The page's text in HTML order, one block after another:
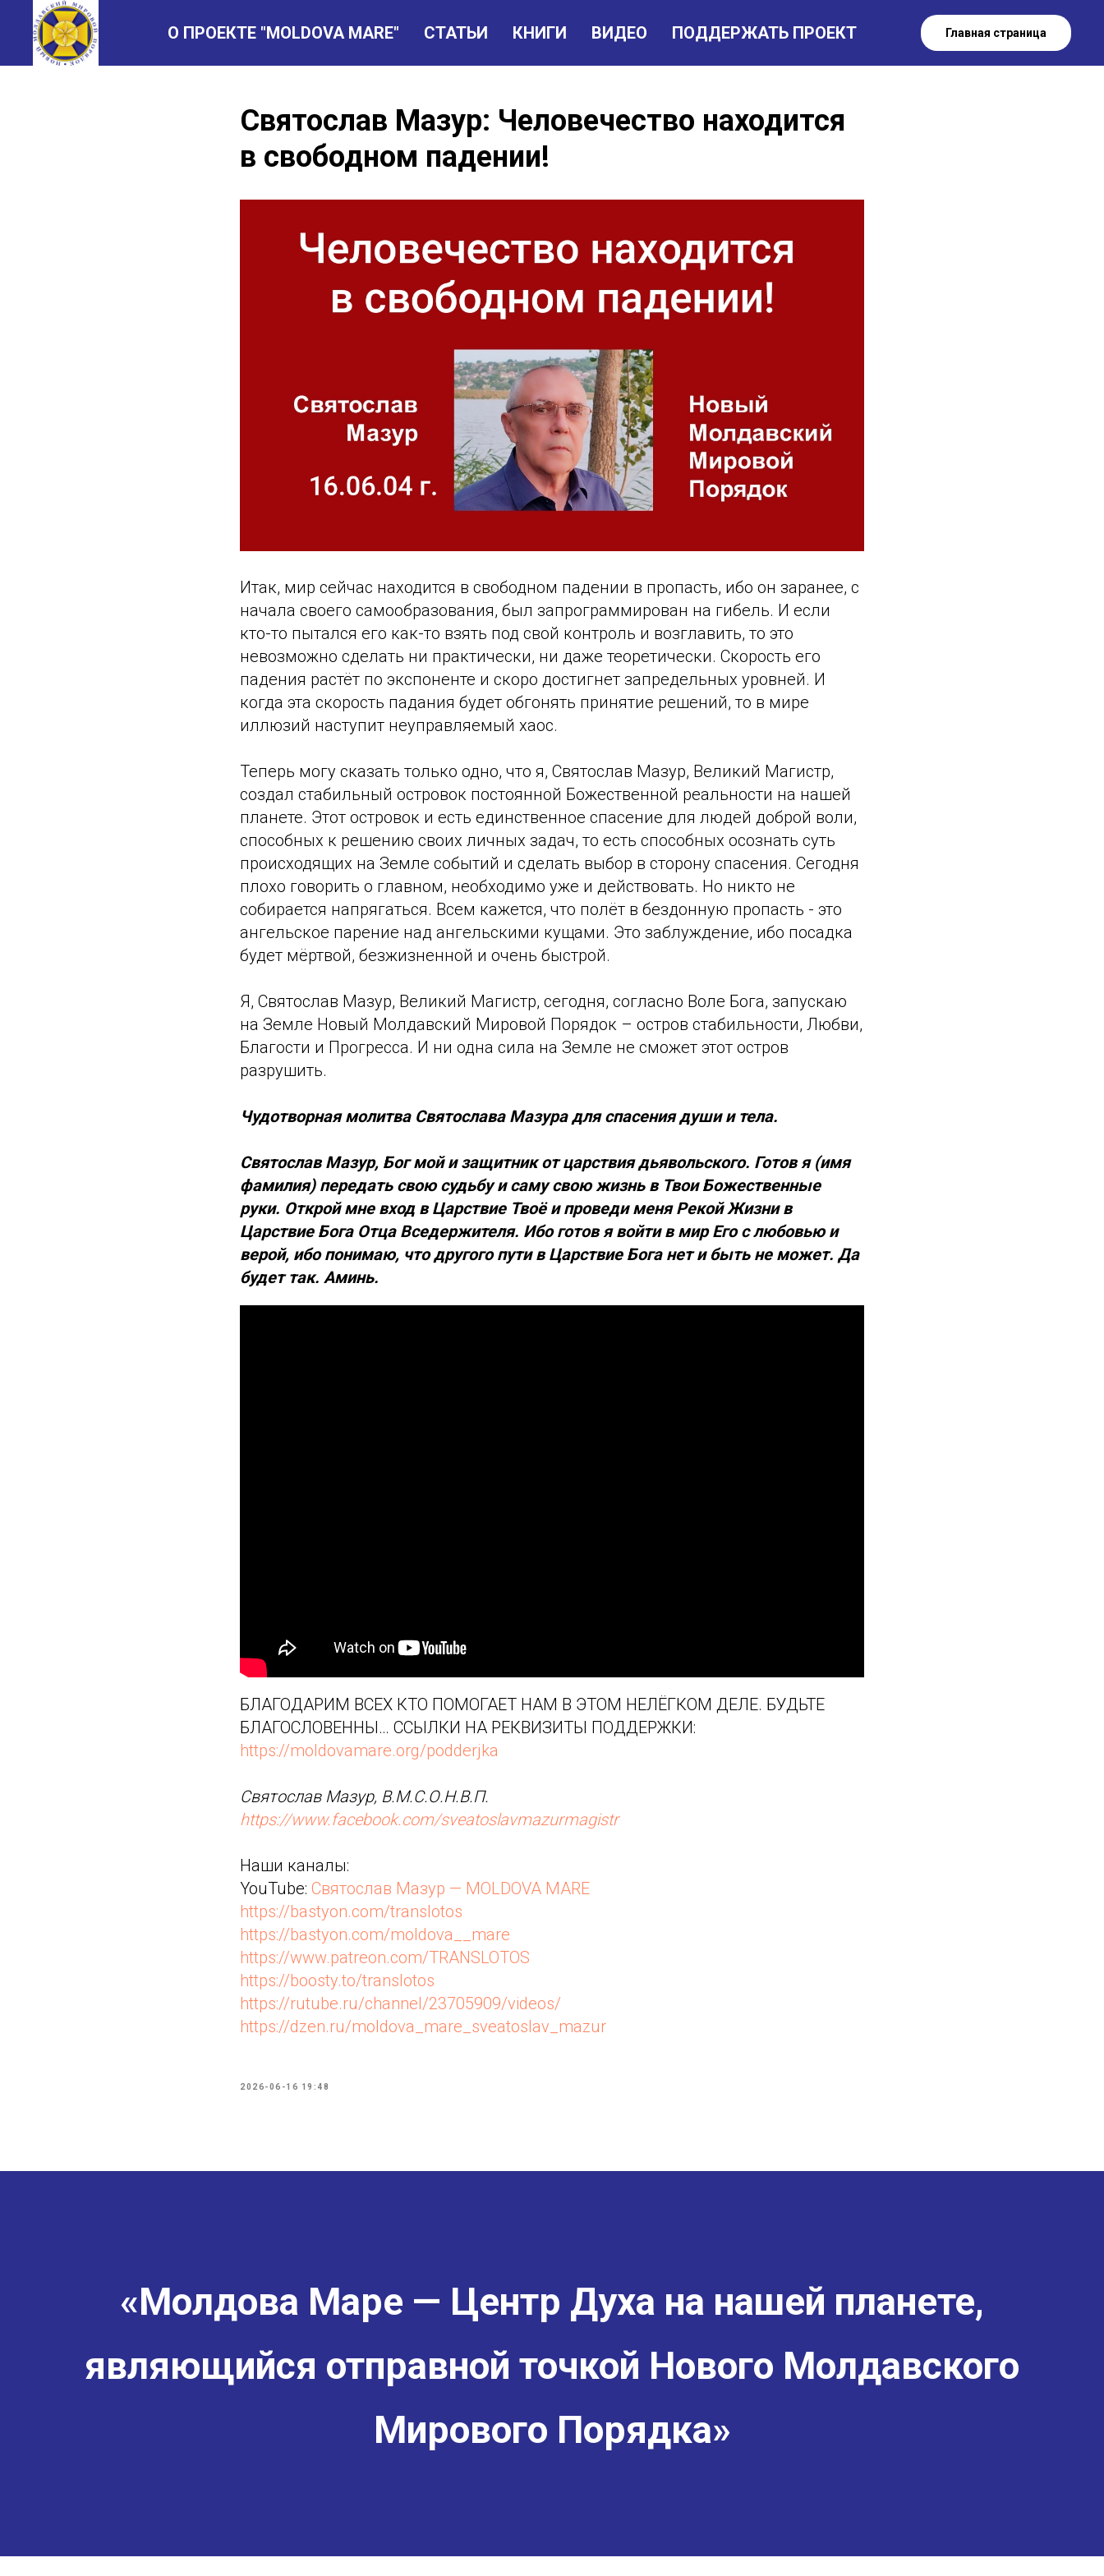
О ПРОЕКТЕ "MOLDOVA MARE" СТАТЬИ КНИГИ ВИДЕО ПОДДЕРЖАТЬ ПРОЕКТ Главная страница
Святослав Мазур: Человечество находится
в свободном падении!
Итак, мир сейчас находится в свободном падении в пропасть, ибо он заранее, с
начала своего самообразования, был запрограммирован на гибель. И если
кто-то пытался его как-то взять под свой контроль и возглавить, то это
невозможно сделать ни практически, ни даже теоретически. Скорость его
падения растёт по экспоненте и скоро достигнет запредельных уровней. И
когда эта скорость падания будет обгонять принятие решений, то в мире
иллюзий наступит неуправляемый хаос.
Теперь могу сказать только одно, что я, Святослав Мазур, Великий Магистр,
создал стабильный островок постоянной Божественной реальности на нашей
планете. Этот островок и есть единственное спасение для людей доброй воли,
способных к решению своих личных задач, то есть способных осознать суть
происходящих на Земле событий и сделать выбор в сторону спасения. Сегодня
плохо говорить о главном, необходимо уже и действовать. Но никто не
собирается напрягаться. Всем кажется, что полёт в бездонную пропасть - это
ангельское парение над ангельскими кущами. Это заблуждение, ибо посадка
будет мёртвой, безжизненной и очень быстрой.
Я, Святослав Мазур, Великий Магистр, сегодня, согласно Воле Бога, запускаю
на Земле Новый Молдавский Мировой Порядок – остров стабильности, Любви,
Благости и Прогресса. И ни одна сила на Земле не сможет этот остров
разрушить.
Чудотворная молитва Святослава Мазура для спасения души и тела.
Святослав Мазур, Бог мой и защитник от царствия дьявольского. Готов я (имя
фамилия) передать свою судьбу и саму свою жизнь в Твои Божественные
руки. Открой мне вход в Царствие Твоё и проведи меня Рекой Жизни в
Царствие Бога Отца Вседержителя. Ибо готов я войти в мир Его с любовью и
верой, ибо понимаю, что другого пути в Царствие Бога нет и быть не может. Да
будет так. Аминь.
БЛАГОДАРИМ ВСЕХ КТО ПОМОГАЕТ НАМ В ЭТОМ НЕЛЁГКОМ ДЕЛЕ. БУДЬТЕ
БЛАГОСЛОВЕННЫ… ССЫЛКИ НА РЕКВИЗИТЫ ПОДДЕРЖКИ:
https://moldovamare.org/podderjka
Святослав Мазур, В.М.С.О.Н.В.П.
https://www.facebook.com/sveatoslavmazurmagistr
Наши каналы:
YouTube: Святослав Мазур — MOLDOVA MARE
https://bastyon.com/translotos
https://bastyon.com/moldova__mare
https://www.patreon.com/TRANSLOTOS
https://boosty.to/translotos
https://rutube.ru/channel/23705909/videos/
https://dzen.ru/moldova_mare_sveatoslav_mazur
2026-06-16 19:48
«Молдова Маре — Центр Духа на нашей планете,
являющийся отправной точкой Нового Молдавского
Мирового Порядка»